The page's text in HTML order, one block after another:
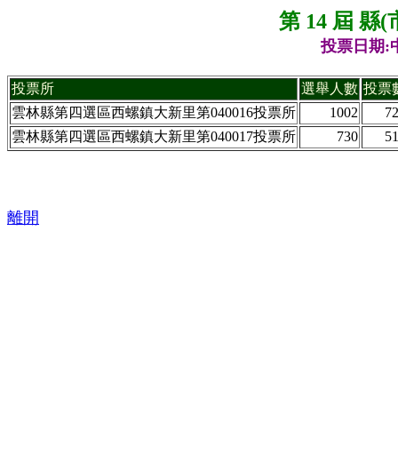
第 14 屆 縣(
投票日期:
投票所 選舉人數 投票
雲林縣第四選區西螺鎮大新里第040016投票所
1002
雲林縣第四選區西螺鎮大新里第040017投票所
730
離開